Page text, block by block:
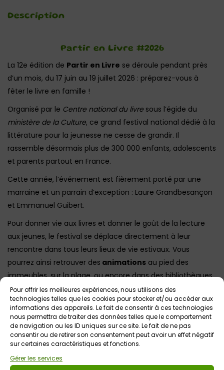
Pour offrir les meilleures expériences, nous utilisons des
technologies telles que les cookies pour stocker et/ou accéder aux
informations des appareils. Le fait de consentir à ces technologies
nous permettra de traiter des données telles que le comportement
de navigation ou les ID uniques sur ce site. Le fait de ne pas
consentir ou de retirer son consentement peut avoir un effet négatif
sur certaines caractéristiques et fonctions.
Gérer les services
Description
Partir en Livre #2026
La 12e édition de Partir en Livre se déroule pendant près
d’un mois, du 17 juin au 19 juillet 2026 : préparez-vous à
fêter le livre en famille !
Organisé par le Centre national du livre sous l’égide du
ministère de la Culture, ce grand festival national dédié à la
littérature pour la jeunesse ne cesse de grandir. Il
rassemble désormais plus de 300 000 enfants, adolescents
et parents partout en France.
Cette année, l’événement est fièrement porté par une
marraine et un parrain d’exception : Laure Grandbesançon
et Emmanuel Guibert.
Pour donner vie aux livres et donner le goût de la lecture
aux jeunes, le festival se déplace directement à leur
rencontre dans tous leurs lieux de vie estivaux. Vous
pourrez ainsi retrouver des animations au pied des
immeubles, sur la plage, ou encore dans des bibliothèques
et des librairies, hors les murs, avec au programme de
superbes activités gratuites et de proximité :
-Des ateliers et des jeux
-Des spectacles captivants
-Des rencontres d’auteurs
-Etc.